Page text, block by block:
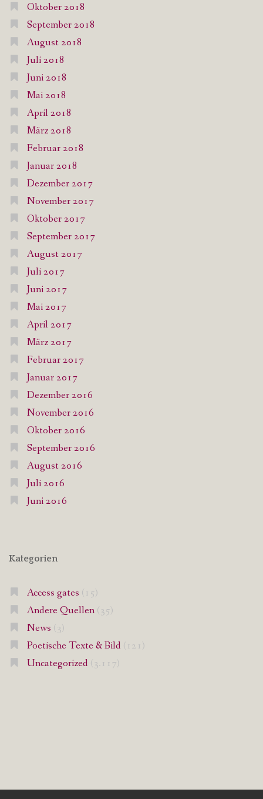
Oktober 2018
September 2018
August 2018
Juli 2018
Juni 2018
Mai 2018
April 2018
März 2018
Februar 2018
Januar 2018
Dezember 2017
November 2017
Oktober 2017
September 2017
August 2017
Juli 2017
Juni 2017
Mai 2017
April 2017
März 2017
Februar 2017
Januar 2017
Dezember 2016
November 2016
Oktober 2016
September 2016
August 2016
Juli 2016
Juni 2016
Kategorien
Access gates (15)
Andere Quellen(35)
News (3)
Poetische Texte & Bild (121)
Uncategorized (3.117)